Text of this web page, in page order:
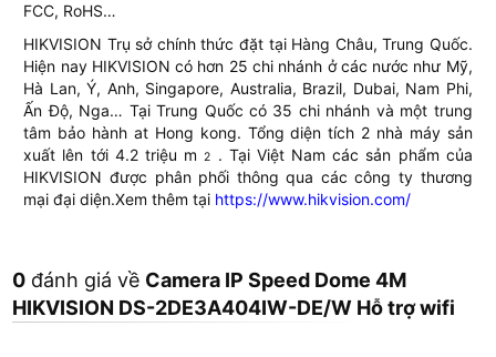
FCC, RoHS…
HIKVISION Trụ sở chính thức đặt tại Hàng Châu, Trung Quốc.
Hiện nay HIKVISION có hơn 25 chi nhánh ở các nước như Mỹ,
Hà Lan, Ý, Anh, Singapore, Australia, Brazil, Dubai, Nam Phi,
Ấn Độ, Nga… Tại Trung Quốc có 35 chi nhánh và một trung
tâm bảo hành at Hong kong. Tổng diện tích 2 nhà máy sản
xuất lên tới 4.2 triệu m 2
. Tại Việt Nam các sản phẩm của
HIKVISION được phân phối thông qua các công ty thương
mại đại diện.Xem thêm tại https://www.hikvision.com/
0 đánh giá về Camera IP Speed Dome 4M
HIKVISION DS-2DE3A404IW-DE/W Hỗ trợ wifi